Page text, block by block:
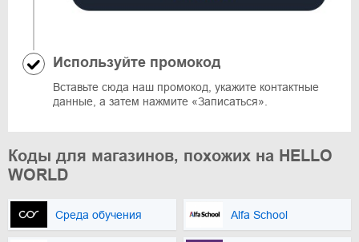
Используйте промокод
Вставьте сюда наш промокод, укажите контактные
данные, а затем нажмите «Записаться».
Коды для магазинов, похожих на HELLO
WORLD
Среда обучения Alfa School